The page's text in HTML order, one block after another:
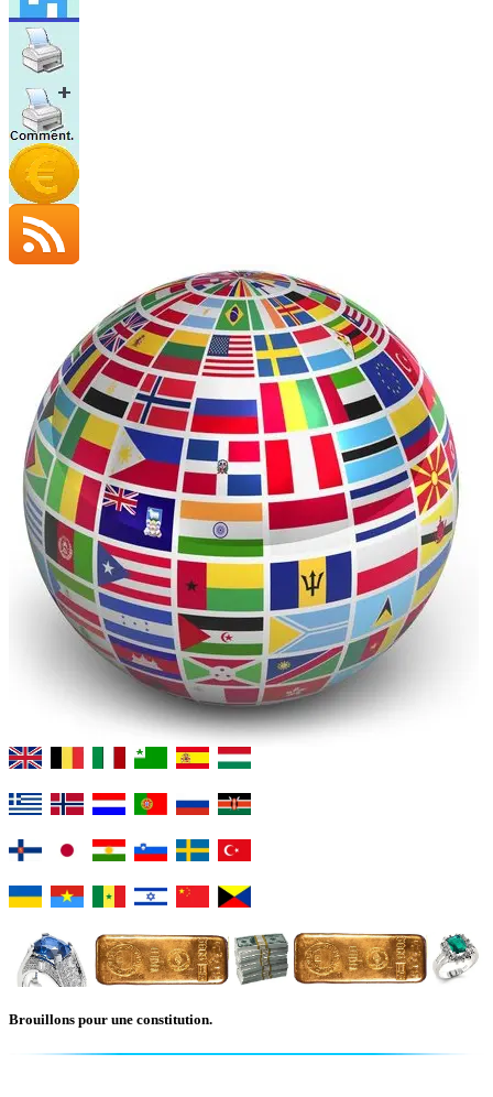
Brouillons pour une constitution.